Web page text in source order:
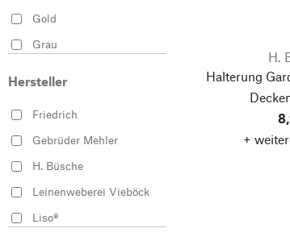
Gold
Grau
Rot
Schwarz
Silber
Weiß
Hersteller
Friedrich
Gebrüder Mehler
H. Büsche
Leinenweberei Vieböck
Liso®
H.
Halterung
+